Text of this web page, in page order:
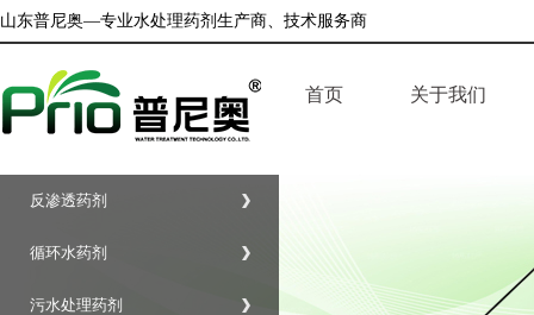
山东普尼奥—专业水处理药剂生产商、技术服务商
首页 关于我们
反渗透药剂
循环水药剂
污水处理药剂